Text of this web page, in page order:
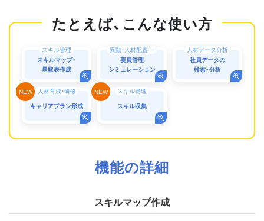
スキル管理
スキルマップ・
星取表作成
異動・人材配置シミュレーション
要員管理
シミュレーション
人材データ分析
社員データの
検索・分析
人材育成・研修
キャリアプラン形成
スキル管理
スキル収集
機能の詳細
スキルマップ作成